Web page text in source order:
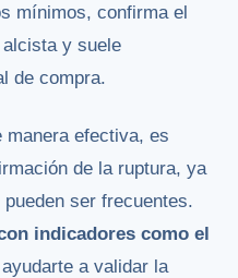
mínimos, confirma el
y suele
de compra.
manera efectiva, es
de la ruptura, ya
ser frecuentes.
indicadores como el
a validar la